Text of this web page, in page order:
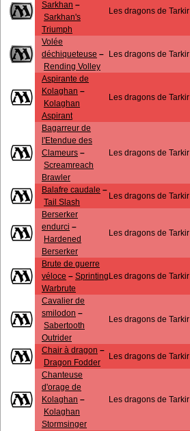
Sarkhan –
Sarkhan's
Triumph
Les dragons de Tarkir
Volée
déchiqueteuse –
Rending Volley
Les dragons de Tarkir
Aspirante de
Kolaghan –
Kolaghan
Aspirant
Les dragons de Tarkir
Bagarreur de
l'Etendue des
Clameurs –
Screamreach
Brawler
Les dragons de Tarkir
Balafre caudale –
Tail Slash
Les dragons de Tarkir
Berserker
endurci –
Hardened
Berserker
Les dragons de Tarkir
Brute de guerre
véloce – Sprinting
Warbrute
Les dragons de Tarkir
Cavalier de
smilodon –
Sabertooth
Outrider
Les dragons de Tarkir
Chair à dragon –
Dragon Fodder
Les dragons de Tarkir
Chanteuse
d'orage de
Kolaghan –
Kolaghan
Stormsinger
Les dragons de Tarkir